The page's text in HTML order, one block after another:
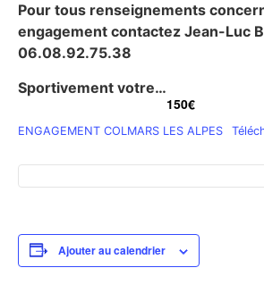
Pour tous renseignements
engagement contactez Jean-Luc
06.08.92.75.38
Sportivement votre…
150€
ENGAGEMENT COLMARS LES ALPES
Ajouter au calendrier